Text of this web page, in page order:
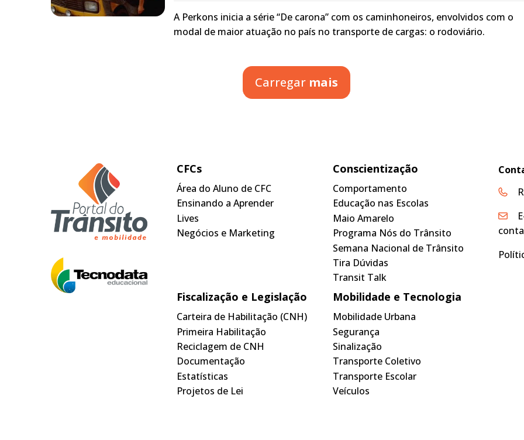
A Perkons inicia a série “De carona” com os caminhoneiros, envolvidos com o
modal de maior atuação no país no transporte de cargas: o rodoviário.
Carregar mais
CFCs
Área do Aluno de CFC
Ensinando a Aprender
Lives
Negócios e Marketing
Conscientização
Comportamento
Educação nas Escolas
Maio Amarelo
Programa Nós do Trânsito
Semana Nacional de Trânsito
Tira Dúvidas
Transit Talk
Fiscalização e Legislação
Carteira de Habilitação (CNH)
Primeira Habilitação
Reciclagem de CNH
Documentação
Estatísticas
Projetos de Lei
Mobilidade e Tecnologia
Mobilidade Urbana
Segurança
Sinalização
Transporte Coletivo
Transporte Escolar
Veículos